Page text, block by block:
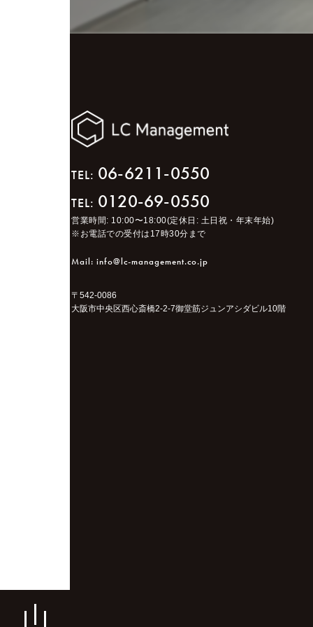
TEL: 06-6211-0550
TEL: 0120-69-0550
営業時間: 10:00〜18:00(定休日: 土日祝・年末年始)
※お電話での受付は17時30分まで
Mail: info@lc-management.co.jp
〒542-0086
大阪市中央区西心斎橋2-2-7御堂筋ジュンアシダビル10階